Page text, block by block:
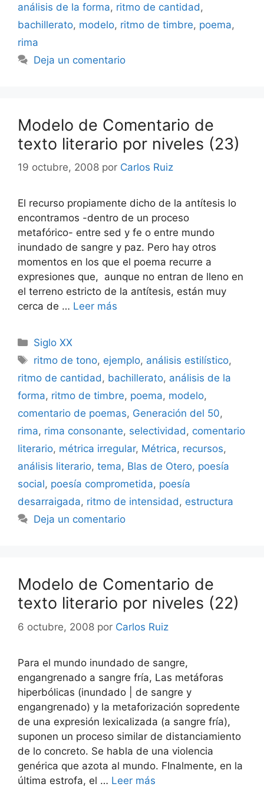
análisis de la forma, ritmo de cantidad ,
bachillerato, modelo, ritmo de timbre, poema,
rima
Deja un comentario
Modelo de Comentario de
texto literario por niveles (23)
19 octubre, 2008 por Carlos Ruiz
El recurso propiamente dicho de la antítesis lo
encontramos -dentro de un proceso
metafórico- entre sed y fe o entre mundo
inundado de sangre y paz. Pero hay otros
momentos en los que el poema recurre a
expresiones que, aunque no entran de lleno en
el terreno estricto de la antítesis, están muy
cerca de … Leer más
Categorías
Siglo XX
Etiquetas
ritmo de tono, ejemplo, análisis estilístico,
ritmo de cantidad, bachillerato, análisis de la
forma, ritmo de timbre, poema, modelo,
comentario de poemas, Generación del 50,
rima, rima consonante, selectividad, comentario
literario, métrica irregular, Métrica, recursos,
análisis literario, tema, Blas de Otero, poesía
social, poesía comprometida, poesía
desarraigada, ritmo de intensidad, estructura
Deja un comentario
Modelo de Comentario de
texto literario por niveles (22)
6 octubre, 2008 por Carlos Ruiz
Para el mundo inundado de sangre,
engangrenado a sangre fría, Las metáforas
hiperbólicas (inundado | de sangre y
engangrenado) y la metaforización sopredente
de una expresión lexicalizada (a sangre fría),
suponen un proceso similar de distanciamiento
de lo concreto. Se habla de una violencia
genérica que azota al mundo. FInalmente, en la
última estrofa, el … Leer más